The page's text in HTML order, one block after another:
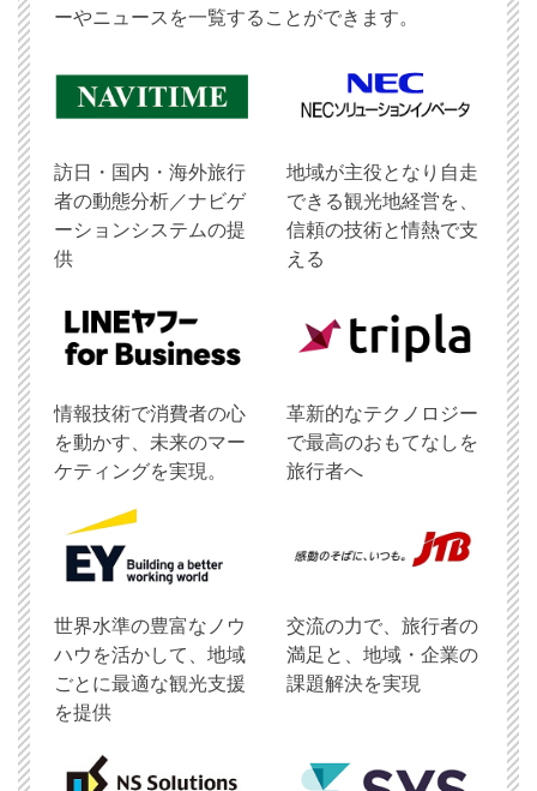
ーやニュースを一覧することができます。
訪日・国内・海外旅行
者の動態分析／ナビゲ
ーションシステムの提
供
地域が主役となり自走
できる観光地経営を、
信頼の技術と情熱で支
える
情報技術で消費者の心
を動かす、未来のマー
ケティングを実現。
革新的なテクノロジー
で最高のおもてなしを
旅行者へ
世界水準の豊富なノウ
ハウを活かして、地域
ごとに最適な観光支援
を提供
交流の力で、旅行者の
満足と、地域・企業の
課題解決を実現